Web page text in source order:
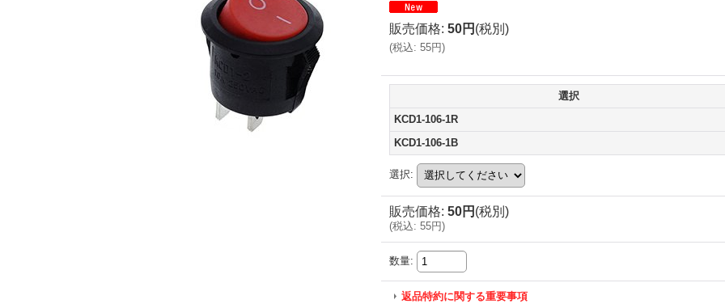
販売価格: 50円 (税別)
(税込: 55円)
選択
KCD1-106-1R
KCD1-106-1B
選択:
販売価格: 50円 (税別)
(税込: 55円)
数量:
返品特約に関する重要事項